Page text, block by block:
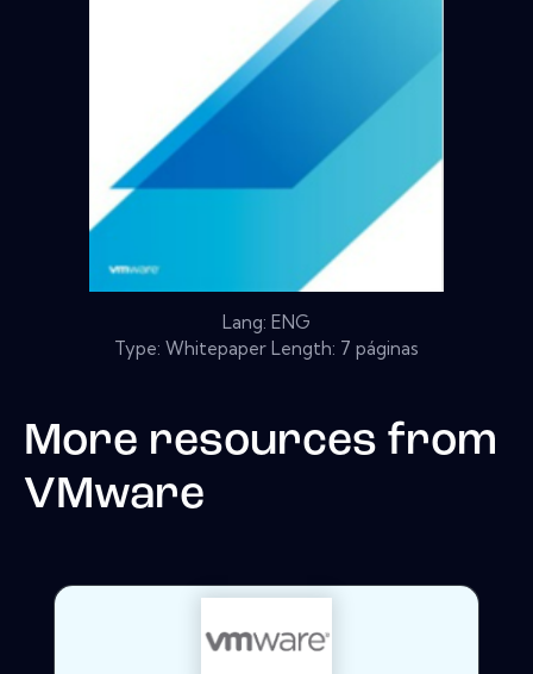
Lang: ENG
Type: Whitepaper Length: 7 páginas
More resources from
VMware